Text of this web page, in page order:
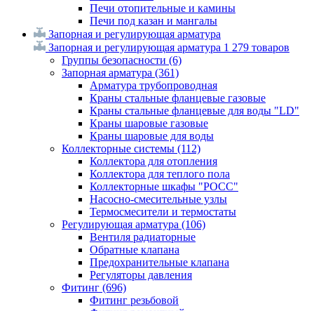
Печи отопительные и камины
Печи под казан и мангалы
Запорная и регулирующая арматура
Запорная и регулирующая арматура 1 279 товаров
Группы безопасности (6)
Запорная арматура (361)
Арматура трубопроводная
Краны стальные фланцевые газовые
Краны стальные фланцевые для воды "LD"
Краны шаровые газовые
Краны шаровые для воды
Коллекторные системы (112)
Коллектора для отопления
Коллектора для теплого пола
Коллекторные шкафы "РОСС"
Насосно-смесительные узлы
Термосмесители и термостаты
Регулирующая арматура (106)
Вентиля радиаторные
Обратные клапана
Предохранительные клапана
Регуляторы давления
Фитинг (696)
Фитинг резьбовой